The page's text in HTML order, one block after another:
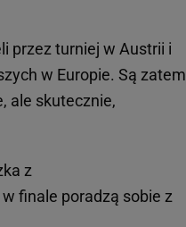
przez turniej w Austrii i
w Europie. Są zatem
ale skutecznie,
z
finale poradzą sobie z